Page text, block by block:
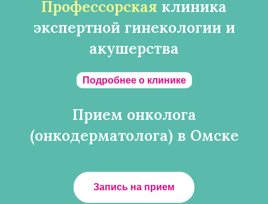
Профессорская клиника
экспертной гинекологии и
акушерства
Подробнее о клинике
Прием онколога
(онкодерматолога) в Омске
Запись на прием